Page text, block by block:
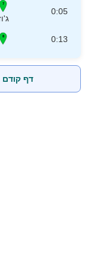
0:05
0:13
דף קודם